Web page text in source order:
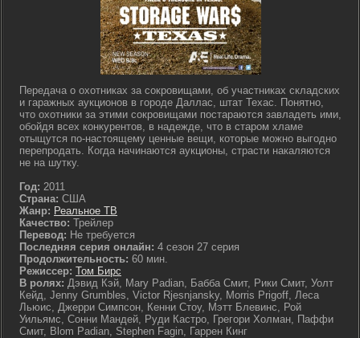
Передача о охотниках за сокровищами, об участниках складских
и гаражных аукционов в городе Даллас, штат Техас. Понятно,
что охотники за этими сокровищами постараются завладеть ими,
обойдя всех конкурентов, в надежде, что в старом хламе
отыщутся по-настоящему ценные вещи, которые можно выгодно
перепродать. Когда начинаются аукционы, cтрасти накаляются
не на шутку.
Год: 2011
Страна: США
Жанр: Реальное ТВ
Качество: Трейлер
Перевод: Не требуется
Последняя серия онлайн: 4 сезон 27 серия
Продолжительность: 60 мин.
Режиссер: Том Бирс
В ролях: Дэвид Кэй, Mary Padian, Бабба Смит, Рики Смит, Уолт
Кейд, Jenny Grumbles, Victor Rjesnjansky, Morris Prigoff, Леса
Льюис, Джерри Симпсон, Кенни Стоу, Мэтт Блевинс, Рой
Уильямс, Сонни Мандей, Руди Кастро, Грегори Холман, Паффи
Смит, Blom Padian, Stephen Fagin, Гаррен Кинг